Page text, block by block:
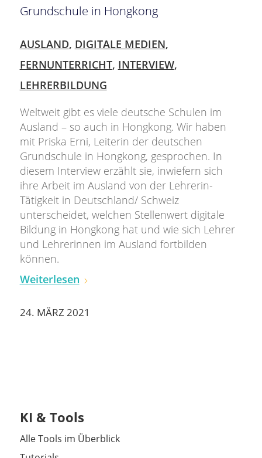
Grundschule in Hongkong
AUSLAND, DIGITALE MEDIEN,
FERNUNTERRICHT, INTERVIEW,
LEHRERBILDUNG
Weltweit gibt es viele deutsche Schulen im
Ausland – so auch in Hongkong. Wir haben
mit Priska Erni, Leiterin der deutschen
Grundschule in Hongkong, gesprochen. In
diesem Interview erzählt sie, inwiefern sich
ihre Arbeit im Ausland von der Lehrerin-
Tätigkeit in Deutschland/ Schweiz
unterscheidet, welchen Stellenwert digitale
Bildung in Hongkong hat und wie sich Lehrer
und Lehrerinnen im Ausland fortbilden
können.
Weiterlesen
24. MÄRZ 2021
KI & Tools
Alle Tools im Überblick